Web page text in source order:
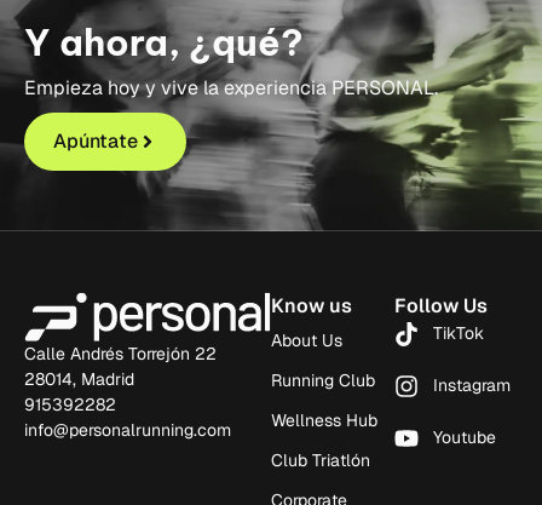
Y ahora, ¿qué?
Empieza hoy y vive la experiencia PERSONAL.
Apúntate
Calle Andrés Torrejón 22
28014, Madrid
915392282
info@personalrunning.com
Know us
About Us
Running Club
Wellness Hub
Club Triatlón
Corporate
Follow Us
TikTok
Instagram
Youtube